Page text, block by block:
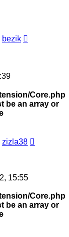
bezik
Core.php
be an array or
zizla38
15:55
Core.php
be an array or